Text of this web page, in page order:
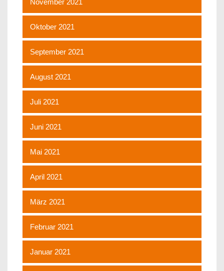
November 2021
Oktober 2021
September 2021
August 2021
Juli 2021
Juni 2021
Mai 2021
April 2021
März 2021
Februar 2021
Januar 2021